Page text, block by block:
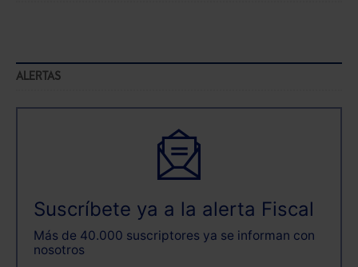
ALERTAS
Suscríbete ya a la alerta Fiscal
Más de 40.000 suscriptores ya se informan con
nosotros